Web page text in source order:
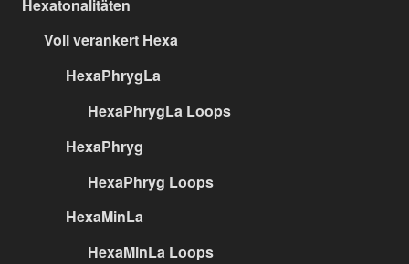
Hexatonalitäten
Voll verankert Hexa
HexaPhrygLa
HexaPhrygLa Loops
HexaPhryg
HexaPhryg Loops
HexaMinLa
HexaMinLa Loops